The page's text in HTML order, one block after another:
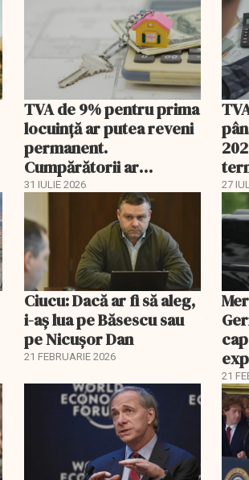
TVA de 9% pentru prima
locuință ar putea reveni
permanent.
Cumpărătorii ar
economisi zeci de mii de
31 IULIE 2026 27
Ciucu: Dacă ar fi să aleg,
i-aș lua pe Băsescu sau
pe Nicușor Dan
21 FEBRUARIE 2026
21